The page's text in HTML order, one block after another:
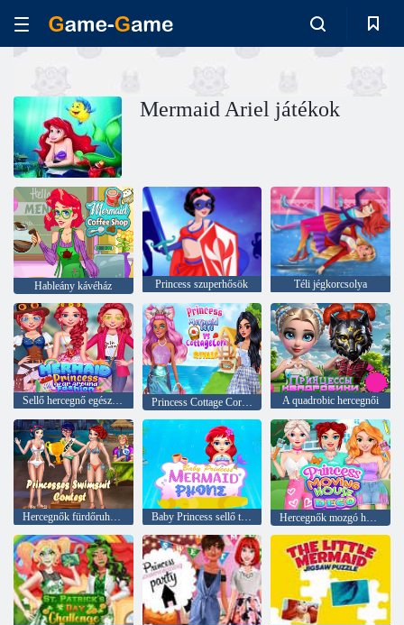
Mermaid Ariel játékok
Hableány kávéház Princess szuperhősök Téli jégkorcsolya
Sellő hercegnő egész évben a divat körül Princess Cottage Core vs Mermaid Core riválisok A quadrobic hercegnői
Hercegnők fürdőruha verseny Baby Princess sellő telefon Hercegnők mozgó ház deco